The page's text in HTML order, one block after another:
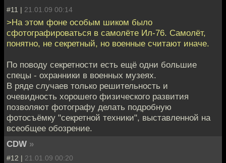
#11 | 21.01.09 00:14
>На этом фоне особым шиком было
сфотографироваться в самолёте Ил-76. Самолёт,
понятно, не секретный, но военные считают иначе.
По поводу секретности есть ещё одни большие
спецы - охранники в военных музеях.
В ряде случаев только решительность и
очевидность хорошего физического развития
позволяют фотографу делать подробную
фотосъёмку "секретной техники", выставленной на
всеобщее обозрение.
CDW »
#12 | 21.01.09 00:20